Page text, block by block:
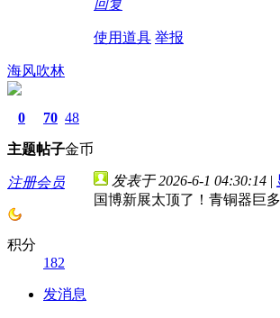
回复
使用道具 举报
海风吹林
0
主题
70
帖子
48
金币
注册会员
积分
182
发消息
发表于 2026-6-1 04:30:14 |
国博新展太顶了！青铜器巨